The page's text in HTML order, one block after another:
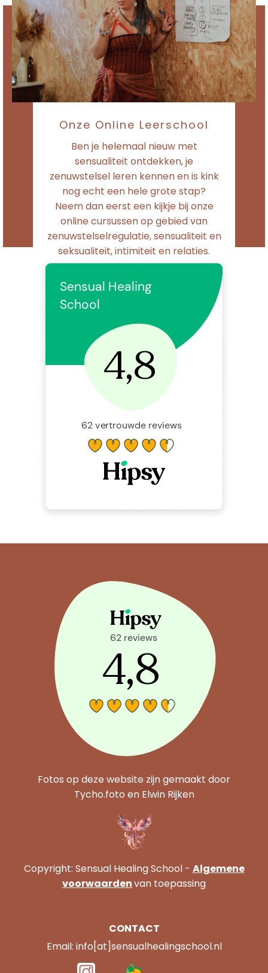
Onze Online Leerschool
Ben je helemaal nieuw met
sensualiteit ontdekken, je
zenuwstelsel leren kennen en is kink
nog echt een hele grote stap?
Neem dan eerst een kijkje bij onze
online cursussen op gebied van
zenuwstelselregulatie, sensualiteit en
seksualiteit, intimiteit en relaties.
GET STARTED!
Fotos op deze website zijn gemaakt door
Tycho.foto en Elwin Rijken
Copyright: Sensual Healing School - Algemene
voorwaardenvan toepassing
CONTACT
Email: info[at]sensualhealingschool.nl